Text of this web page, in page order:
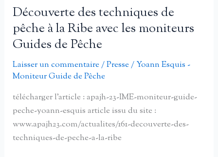
Ribe
Terre
favorable
à
la
Découverte des techniques de
pêche à la Ribe avec les moniteurs
Guides de Pêche
Laisser un commentaire/Presse/Yoann Esquis -
Moniteur Guide de Pêche
télécharger l’article : apajh-23-IME-moniteur-guide-
peche-yoann-esquis article issu du site :
www.apajh23.com/actualites/161-decouverte-des-
techniques-de-peche-a-la-ribe